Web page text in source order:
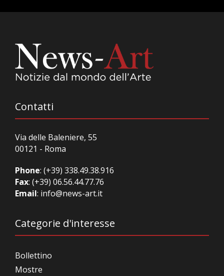
Contatti
Via delle Baleniere, 55
00121 - Roma
Phone: (+39) 338.49.38.916
Fax: (+39) 06.56.44.77.76
Email: info@news-art.it
Categorie d'interesse
Bollettino
Mostre